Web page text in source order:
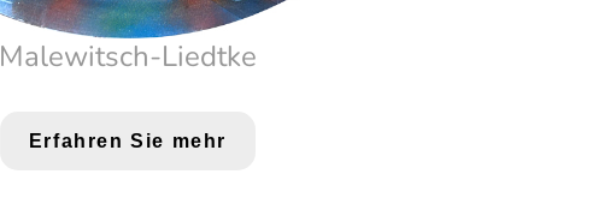
Malewitsch-Liedtke
Erfahren Sie mehr